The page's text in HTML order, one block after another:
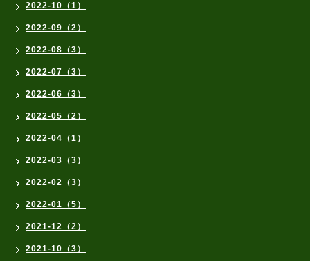
2022-10（1）
2022-09（2）
2022-08（3）
2022-07（3）
2022-06（3）
2022-05（2）
2022-04（1）
2022-03（3）
2022-02（3）
2022-01（5）
2021-12（2）
2021-10（3）